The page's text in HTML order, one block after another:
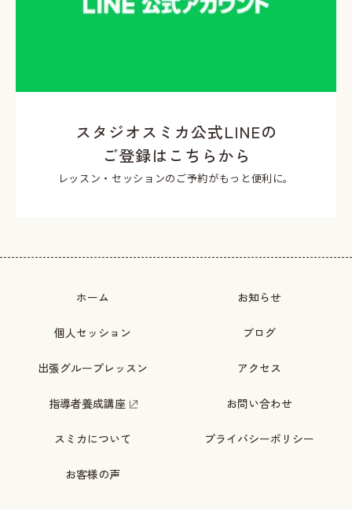
スタジオスミカ公式LINEの
ご登録はこちらから
レッスン・セッションのご予約がもっと便利に。
ホーム
個人セッション
出張グループレッスン
指導者養成講座
スミカについて
お客様の声
お知らせ
ブログ
アクセス
お問い合わせ
プライバシーポリシー